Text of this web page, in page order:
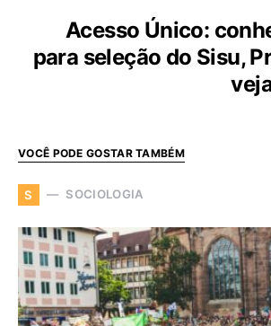
Acesso Único:
para seleção do Sisu,
VOCÊ PODE GOSTAR TAMBÉM
S SOCIOLOGIA